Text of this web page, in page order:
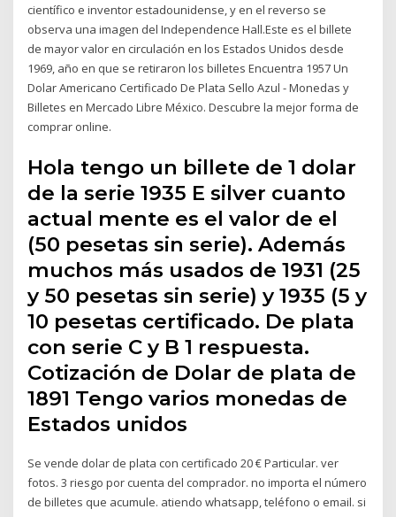
científico e inventor estadounidense, y en el reverso se
observa una imagen del Independence Hall.Este es el billete
de mayor valor en circulación en los Estados Unidos desde
1969, año en que se retiraron los billetes Encuentra 1957 Un
Dolar Americano Certificado De Plata Sello Azul - Monedas y
Billetes en Mercado Libre México. Descubre la mejor forma de
comprar online.
Hola tengo un billete de 1 dolar
de la serie 1935 E silver cuanto
actual mente es el valor de el
(50 pesetas sin serie). Además
muchos más usados de 1931 (25
y 50 pesetas sin serie) y 1935 (5 y
10 pesetas certificado. De plata
con serie C y B 1 respuesta.
Cotización de Dolar de plata de
1891 Tengo varios monedas de
Estados unidos
Se vende dolar de plata con certificado 20 € Particular. ver
fotos. 3 riesgo por cuenta del comprador. no importa el número
de billetes que acumule. atiendo whatsapp, teléfono o email. si